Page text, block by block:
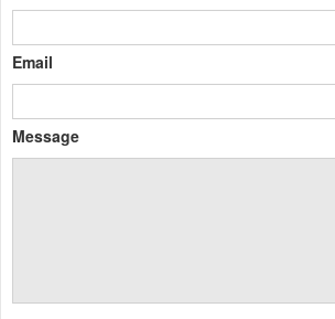
Email
Message